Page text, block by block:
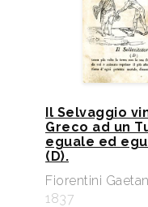
Il Selvaggio
Greco ad un
eguale ed
(D).
Fiorentini
1837